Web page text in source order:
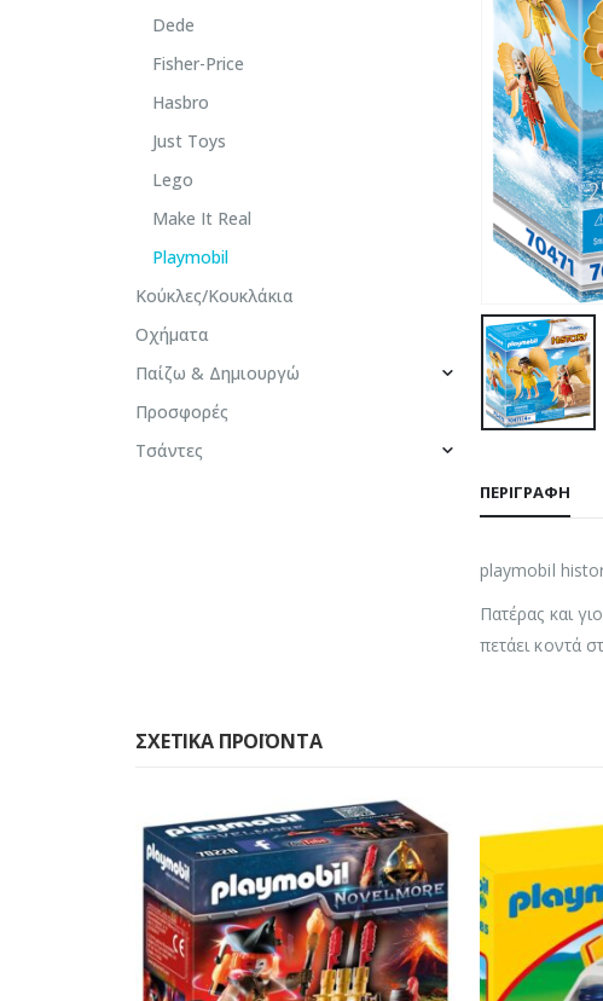
ΠΕΡΙΓΡΑΦΉ
playmobil
Πατέρας και
πετάει κοντά
Dede
Fisher-Price
Hasbro
Just Toys
Lego
Make It Real
Playmobil
Κούκλες/Κουκλάκια
Οχήματα
Παίζω & Δημιουργώ
Προσφορές
Τσάντες
ΣΧΕΤΙΚΆ ΠΡΟΪΌΝΤΑ